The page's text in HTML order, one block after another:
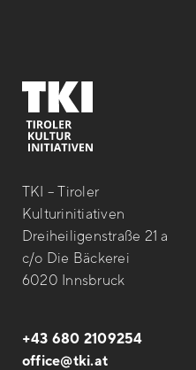
TKI – Tiroler
Kulturinitiativen
Dreiheiligenstraße 21 a
c/o Die Bäckerei
6020 Innsbruck
+43 680 2109254
office@tki.at